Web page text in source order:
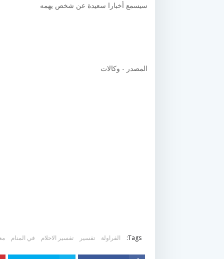
سيسمع أخبارا سعيدة عن شخص يهمه
المصدر - وكالات
Tags: الفراولة تفسير تفسير الاحلام في المنام